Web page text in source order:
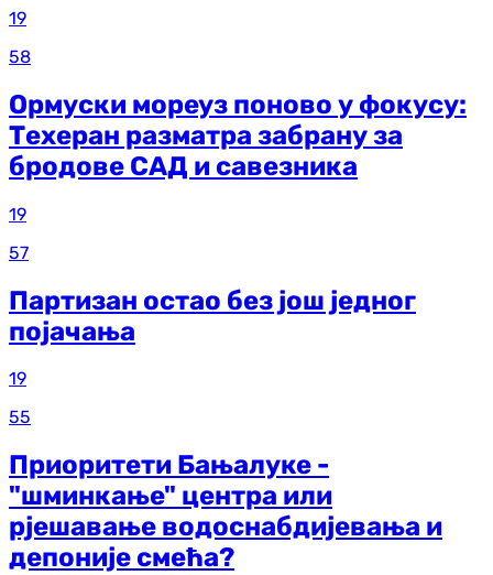
19
58
Ормуски мореуз поново у фокусу:
Техеран разматра забрану за
бродове САД и савезника
19
57
Партизан остао без још једног
појачања
19
55
Приоритети Бањалуке -
"шминкање" центра или
рјешавање водоснабдијевања и
депоније смећа?